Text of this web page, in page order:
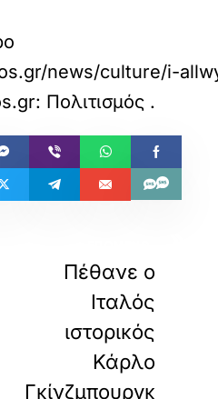
news/culture/i-
Πολιτισμός .
Πέθανε ο
Iταλός
ιστορικός
Κάρλο
Γκίνζμπουργκ